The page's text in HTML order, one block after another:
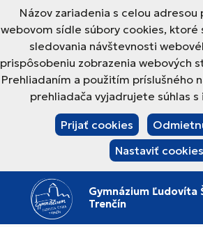
Názov zariadenia s celou
webovom sídle súbory cookies, ktoré
sledovania návštevnosti
prispôsobeniu zobrazenia webových
Prehliadaním a použitím príslušného
prehliadača vyjadrujete súhlas s
Prijať cookies
Nastaviť cookies
Gymnázium Ľudovíta
Trenčín